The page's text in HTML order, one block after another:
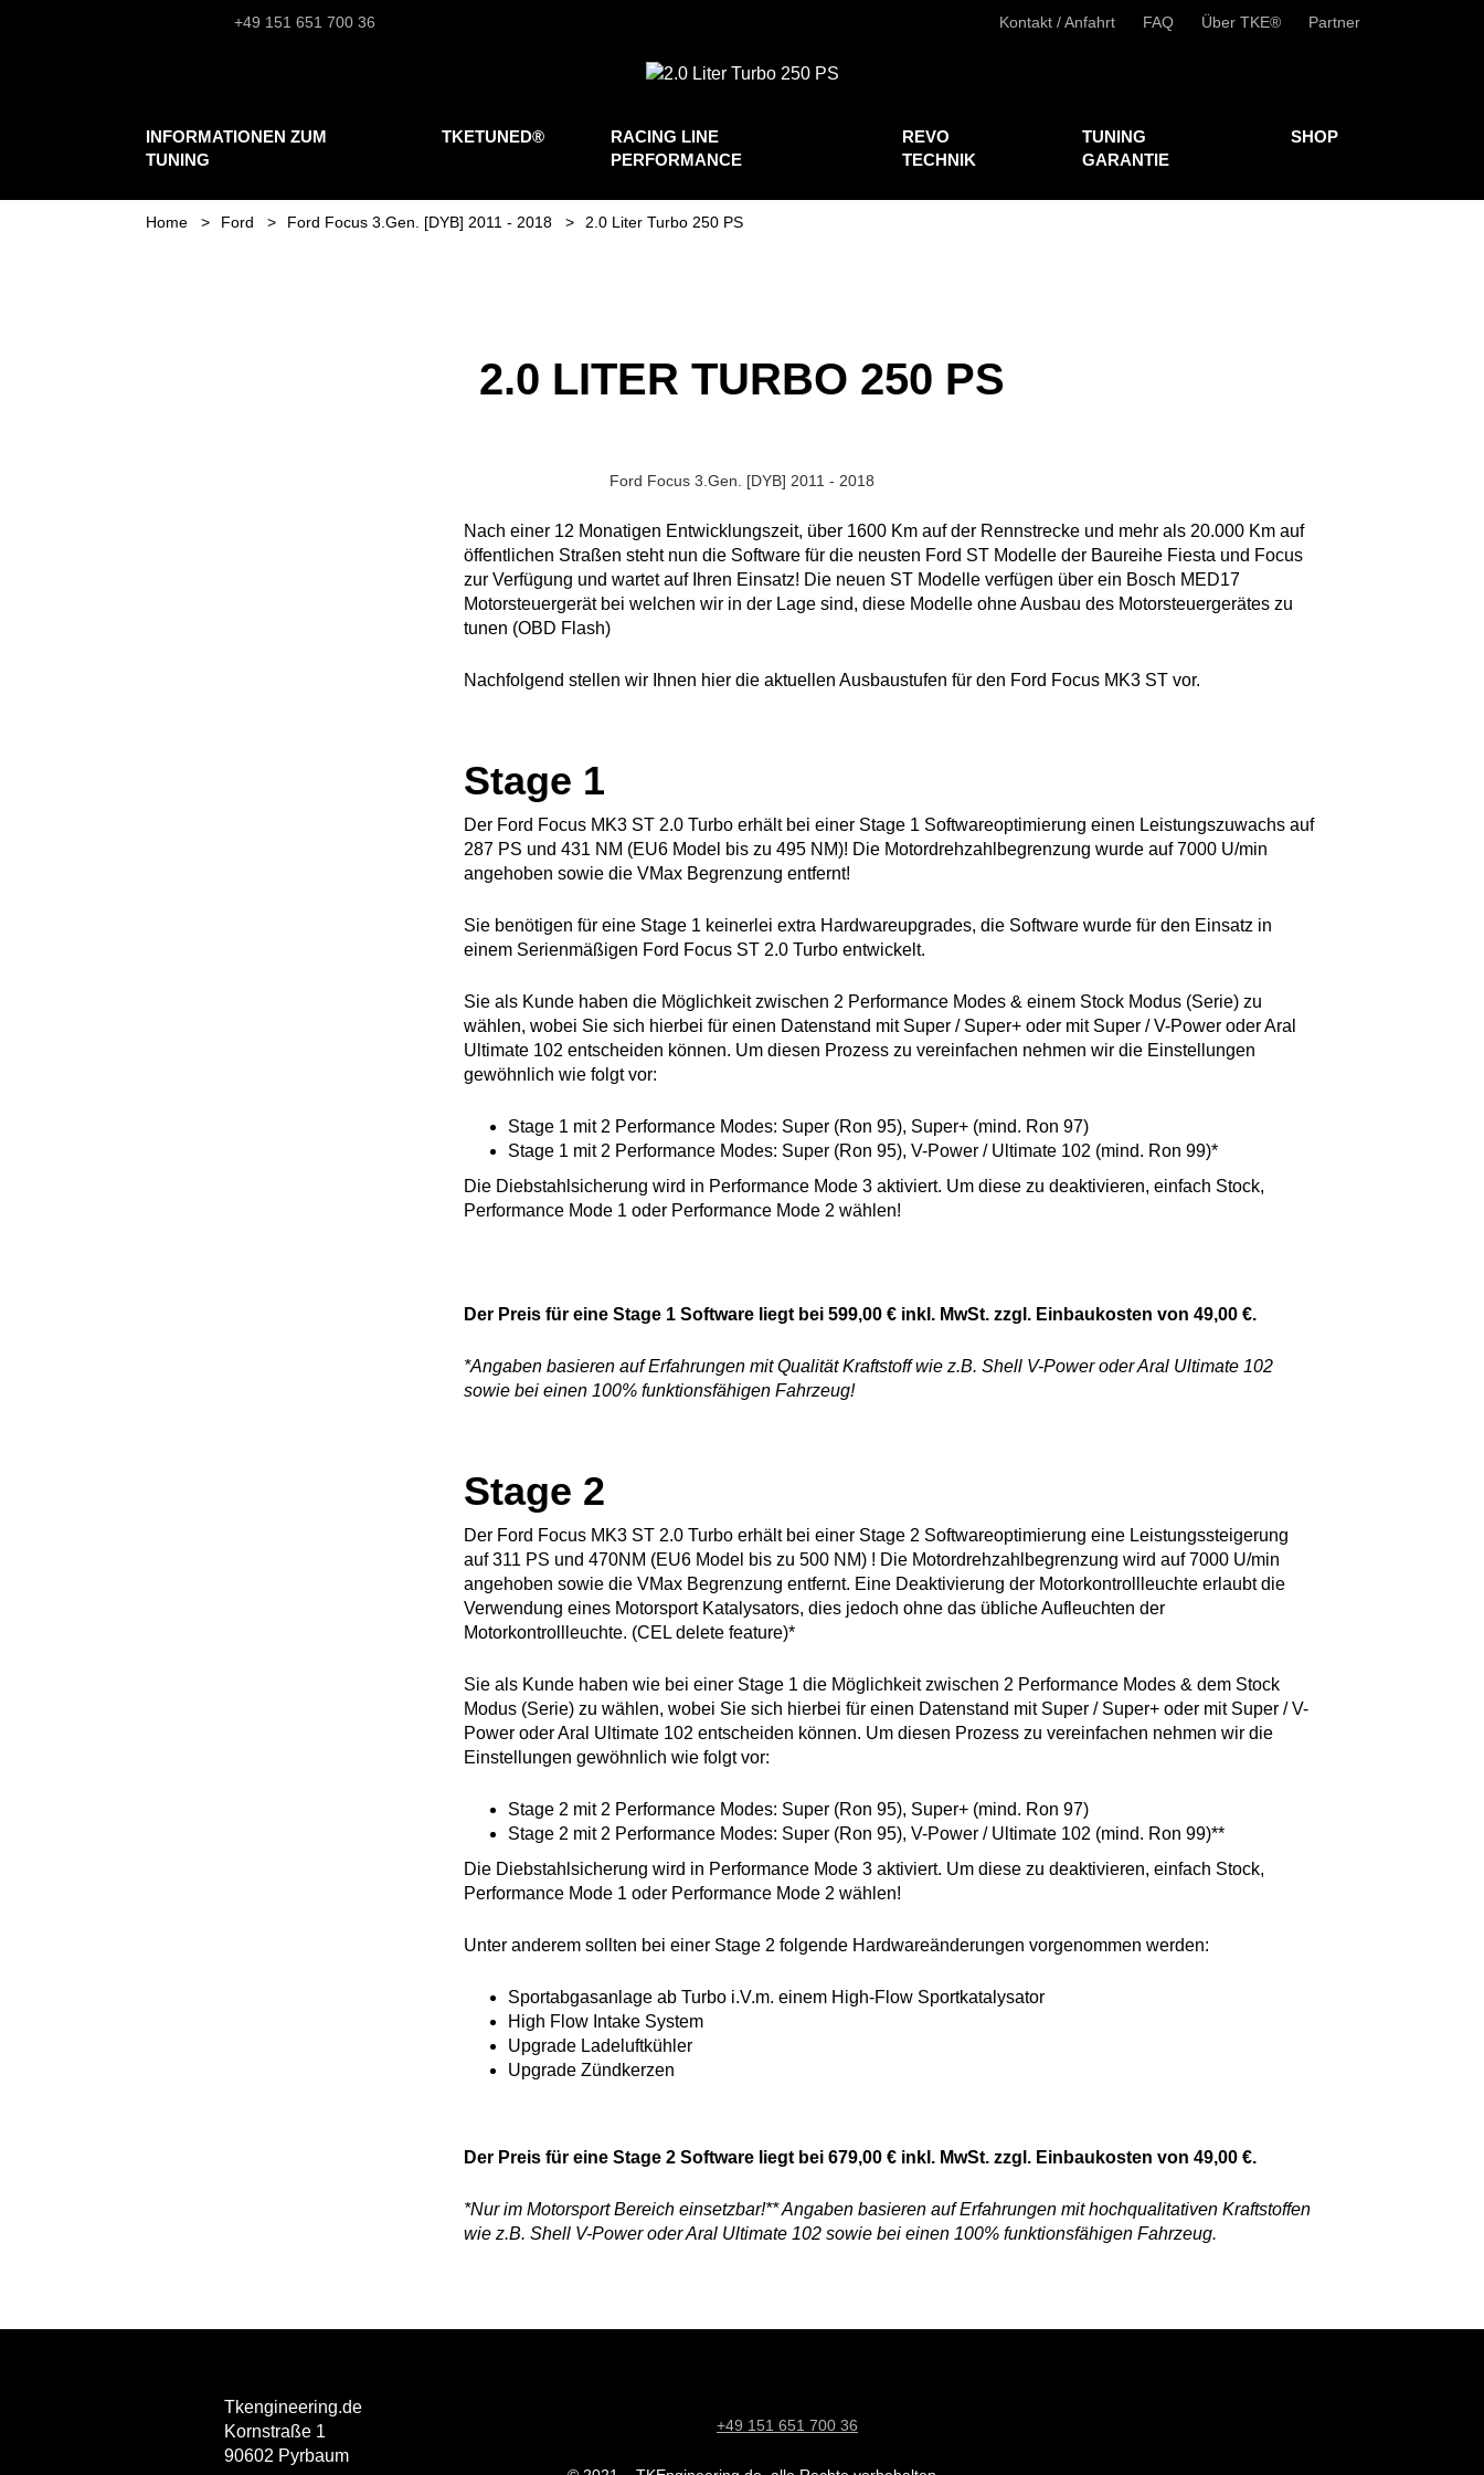
+49 151 651 700 36 Kontakt / Anfahrt FAQ Über TKE® Partner
INFORMATIONEN ZUM
TUNING
TKETUNED®
RACING LINE
PERFORMANCE
REVO
TECHNIK
TUNING
GARANTIE
SHOP
Home Ford Ford Focus 3.Gen. [DYB] 2011 - 2018 2.0 Liter Turbo 250 PS
2.0 LITER TURBO 250 PS
Ford Focus 3.Gen. [DYB] 2011 - 2018
Nach einer 12 Monatigen Entwicklungszeit, über 1600 Km auf der Rennstrecke und mehr als 20.000 Km auf
öffentlichen Straßen steht nun die Software für die neusten Ford ST Modelle der Baureihe Fiesta und Focus
zur Verfügung und wartet auf Ihren Einsatz! Die neuen ST Modelle verfügen über ein Bosch MED17
Motorsteuergerät bei welchen wir in der Lage sind, diese Modelle ohne Ausbau des Motorsteuergerätes zu
tunen (OBD Flash)
Nachfolgend stellen wir Ihnen hier die aktuellen Ausbaustufen für den Ford Focus MK3 ST vor.
Stage 1
Der Ford Focus MK3 ST 2.0 Turbo erhält bei einer Stage 1 Softwareoptimierung einen Leistungszuwachs auf
287 PS und 431 NM (EU6 Model bis zu 495 NM)! Die Motordrehzahlbegrenzung wurde auf 7000 U/min
angehoben sowie die VMax Begrenzung entfernt!
Sie benötigen für eine Stage 1 keinerlei extra Hardwareupgrades, die Software wurde für den Einsatz in
einem Serienmäßigen Ford Focus ST 2.0 Turbo entwickelt.
Sie als Kunde haben die Möglichkeit zwischen 2 Performance Modes & einem Stock Modus (Serie) zu
wählen, wobei Sie sich hierbei für einen Datenstand mit Super / Super+ oder mit Super / V-Power oder Aral
Ultimate 102 entscheiden können. Um diesen Prozess zu vereinfachen nehmen wir die Einstellungen
gewöhnlich wie folgt vor:
Stage 1 mit 2 Performance Modes: Super (Ron 95), Super+ (mind. Ron 97)
Stage 1 mit 2 Performance Modes: Super (Ron 95), V-Power / Ultimate 102 (mind. Ron 99)*
Die Diebstahlsicherung wird in Performance Mode 3 aktiviert. Um diese zu deaktivieren, einfach Stock,
Performance Mode 1 oder Performance Mode 2 wählen!
Der Preis für eine Stage 1 Software liegt bei 599,00 € inkl. MwSt. zzgl. Einbaukosten von 49,00 €.
*Angaben basieren auf Erfahrungen mit Qualität Kraftstoff wie z.B. Shell V-Power oder Aral Ultimate 102
sowie bei einen 100% funktionsfähigen Fahrzeug!
Stage 2
Der Ford Focus MK3 ST 2.0 Turbo erhält bei einer Stage 2 Softwareoptimierung eine Leistungssteigerung
auf 311 PS und 470NM (EU6 Model bis zu 500 NM) ! Die Motordrehzahlbegrenzung wird auf 7000 U/min
angehoben sowie die VMax Begrenzung entfernt. Eine Deaktivierung der Motorkontrollleuchte erlaubt die
Verwendung eines Motorsport Katalysators, dies jedoch ohne das übliche Aufleuchten der
Motorkontrollleuchte. (CEL delete feature)*
Sie als Kunde haben wie bei einer Stage 1 die Möglichkeit zwischen 2 Performance Modes & dem Stock
Modus (Serie) zu wählen, wobei Sie sich hierbei für einen Datenstand mit Super / Super+ oder mit Super / V-
Power oder Aral Ultimate 102 entscheiden können. Um diesen Prozess zu vereinfachen nehmen wir die
Einstellungen gewöhnlich wie folgt vor:
Stage 2 mit 2 Performance Modes: Super (Ron 95), Super+ (mind. Ron 97)
Stage 2 mit 2 Performance Modes: Super (Ron 95), V-Power / Ultimate 102 (mind. Ron 99)**
Die Diebstahlsicherung wird in Performance Mode 3 aktiviert. Um diese zu deaktivieren, einfach Stock,
Performance Mode 1 oder Performance Mode 2 wählen!
Unter anderem sollten bei einer Stage 2 folgende Hardwareänderungen vorgenommen werden:
Sportabgasanlage ab Turbo i.V.m. einem High-Flow Sportkatalysator
High Flow Intake System
Upgrade Ladeluftkühler
Upgrade Zündkerzen
Der Preis für eine Stage 2 Software liegt bei 679,00 € inkl. MwSt. zzgl. Einbaukosten von 49,00 €.
*Nur im Motorsport Bereich einsetzbar!** Angaben basieren auf Erfahrungen mit hochqualitativen Kraftstoffen
wie z.B. Shell V-Power oder Aral Ultimate 102 sowie bei einen 100% funktionsfähigen Fahrzeug.
Tkengineering.de
Kornstraße 1
90602 Pyrbaum
+49 151 651 700 36